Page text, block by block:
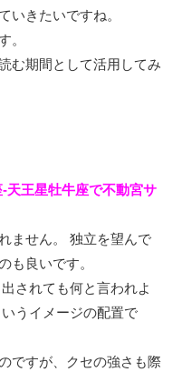
いきたいですね。
。
む期間として活用してみ
天王星牡牛座で不動宮サ
ません。 独立を望んで
も良いです。
されても何と言われよ
うイメージの配置で
ですが、クセの強さも際